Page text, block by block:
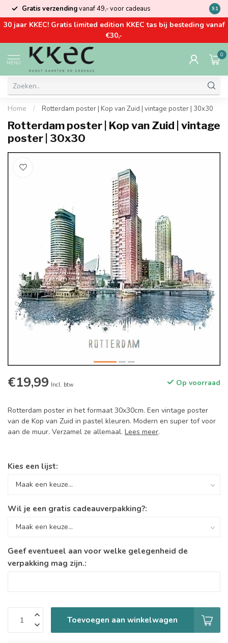
Gratis verzendingvanaf 49,- voor cadeaus Kom
9.1
30 jaar KKEC! Gratis limited edition KKEC tas bij besteding vanaf
€30,-
MENU
0
Home / Rotterdam poster | Kop van Zuid | vintage poster | 30x30
Rotterdam poster | Kop van Zuid | vintage
poster | 30x30
€19,99 Incl. btw Op voorraad
Rotterdam poster in het formaat 30x30cm. Een vintage poster
van de Kop van Zuid in pastel kleuren. Modern en super tof voor
aan de muur. Verzamel ze allemaal. Lees meer.
Kies een lijst:
Wil je een gratis cadeauverpakking?:
Geef eventueel aan voor welke gelegenheid de
verpakking mag zijn.:
Toevoegen aan winkelwagen